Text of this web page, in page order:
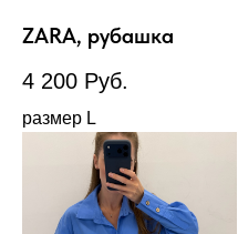
ZARA, рубашка
4 200 Руб.
размер L